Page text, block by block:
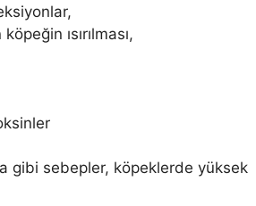
ısırılması,
gibi sebepler, köpeklerde yüksek